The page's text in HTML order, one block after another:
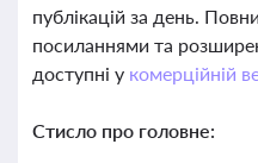
публікацій за день.
посиланнями та
доступні у комерційній
Стисло про головне: